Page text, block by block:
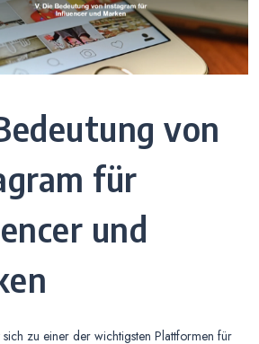
von
für
und
sich zu einer der wichtigsten Plattformen für